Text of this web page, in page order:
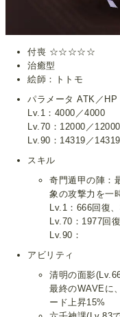
付喪 ☆☆☆☆☆
治癒型
絵師：トトモ
パラメータ ATK／HP
Lv.1：4000／4000
Lv.70：12000／12000
Lv.90：14319／14319
スキル
奇門遁甲の陣：
象の攻撃力を一
Lv.1：666回復
Lv.70：1977回
Lv.90：
アビリティ
清明の面影
最終のWAVEに
ード上昇15%